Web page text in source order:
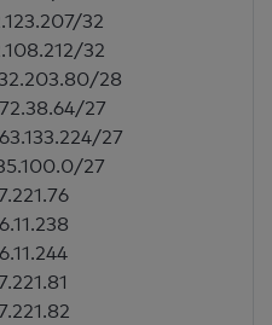
32
32
28
27
27
27